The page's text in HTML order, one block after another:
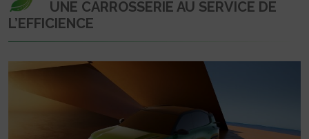
UNE CARROSSERIE AU SERVICE DE
L’EFFICIENCE